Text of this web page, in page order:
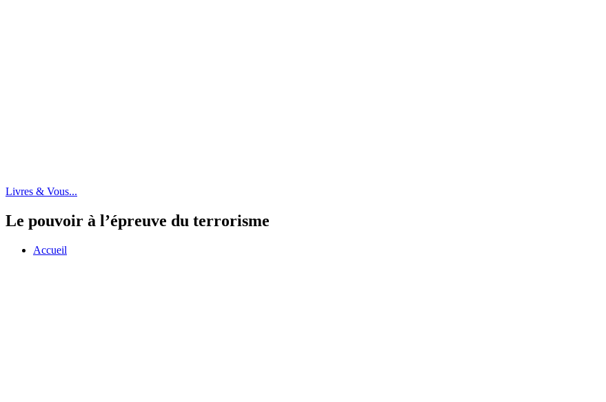
Livres & Vous...
Le pouvoir à l’épreuve du terrorisme
Accueil